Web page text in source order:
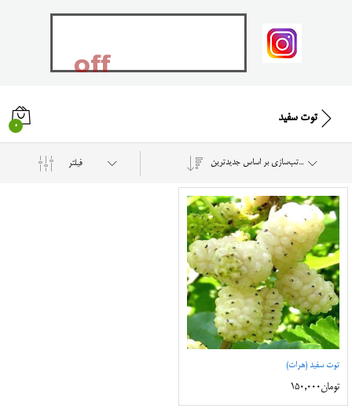
توت سفید
0
فیلتر مرتب‌سازی بر اساس جدیدترین
توت سفید (هرات)
تومان150,000